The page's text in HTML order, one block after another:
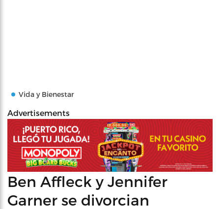
Vida y Bienestar
Advertisements
Ben Affleck y Jennifer
Garner se divorcian